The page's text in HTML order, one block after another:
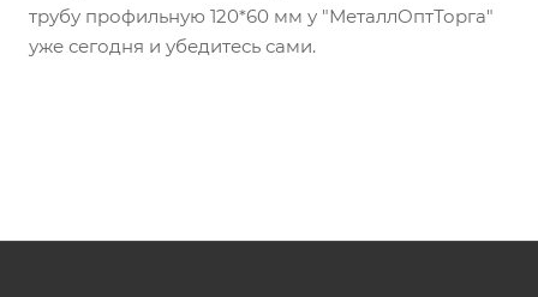
трубу профильную 120*60 мм у "МеталлОптТорга"
уже сегодня и убедитесь сами.